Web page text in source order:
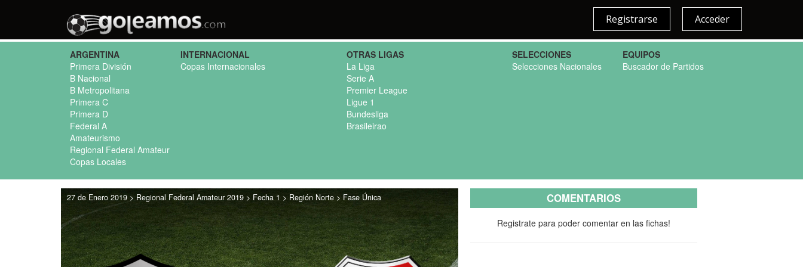
Acceder
Registrarse
ARGENTINA
Primera División
B Nacional
B Metropolitana
Primera C
Primera D
Federal A
Amateurismo
Regional Federal Amateur
Copas Locales
INTERNACIONAL
Copas Internacionales
OTRAS LIGAS
La Liga
Serie A
Premier League
Ligue 1
Bundesliga
Brasileirao
SELECCIONES
Selecciones Nacionales
EQUIPOS
Buscador de Partidos
27 de Enero 2019 > Regional Federal Amateur 2019 > Fecha 1 > Región Norte > Fase Única COMENTARIOS
Registrate para poder comentar en las fichas!